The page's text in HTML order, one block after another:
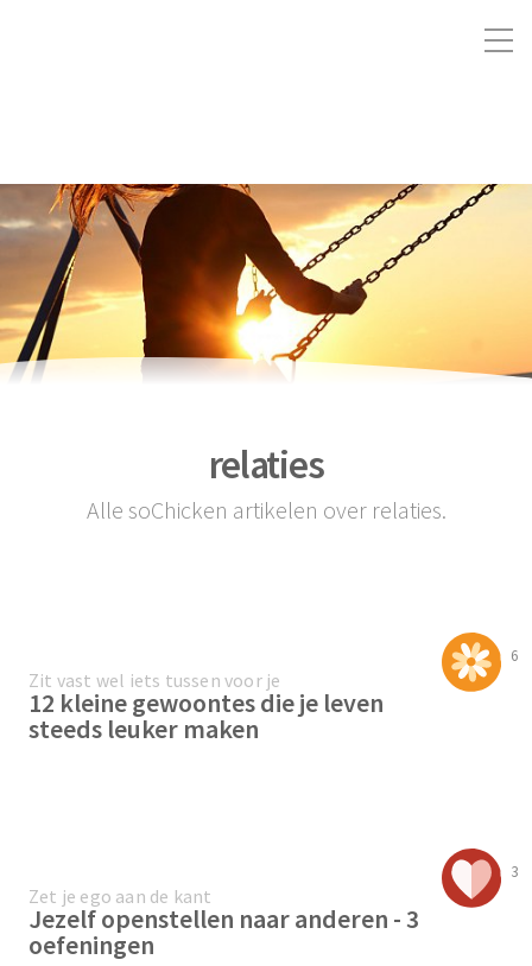
relaties
Alle soChicken artikelen over relaties.
6
Zit vast wel iets tussen voor je
12 kleine gewoontes die je leven
steeds leuker maken
3
Zet je ego aan de kant
Jezelf openstellen naar anderen - 3
oefeningen